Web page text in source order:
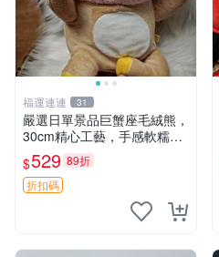
福運連連 31
嚴選日單景品巨蟹座毛絨熊，
30cm精心工藝，手感軟糯推
薦收藏送人 巨蟹座 毛絨玩具
精緻做工
$529 89折
折扣碼